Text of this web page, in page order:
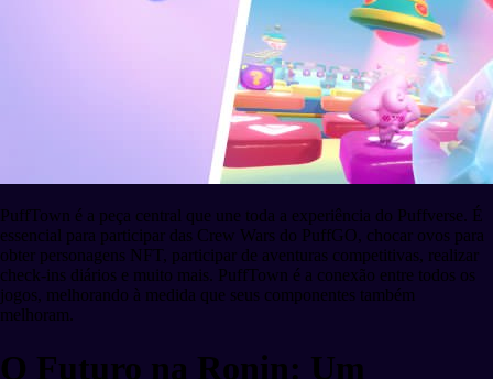
PuffTown é a peça central que une toda a experiência do Puffverse. É
essencial para participar das Crew Wars do PuffGO, chocar ovos para
obter personagens NFT, participar de aventuras competitivas, realizar
check-ins diários e muito mais. PuffTown é a conexão entre todos os
jogos, melhorando à medida que seus componentes também
melhoram.
O Futuro na Ronin: Um